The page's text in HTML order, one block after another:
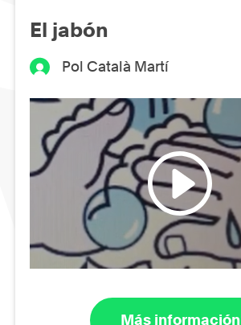
El jabón
Pol Català Martí
Más información